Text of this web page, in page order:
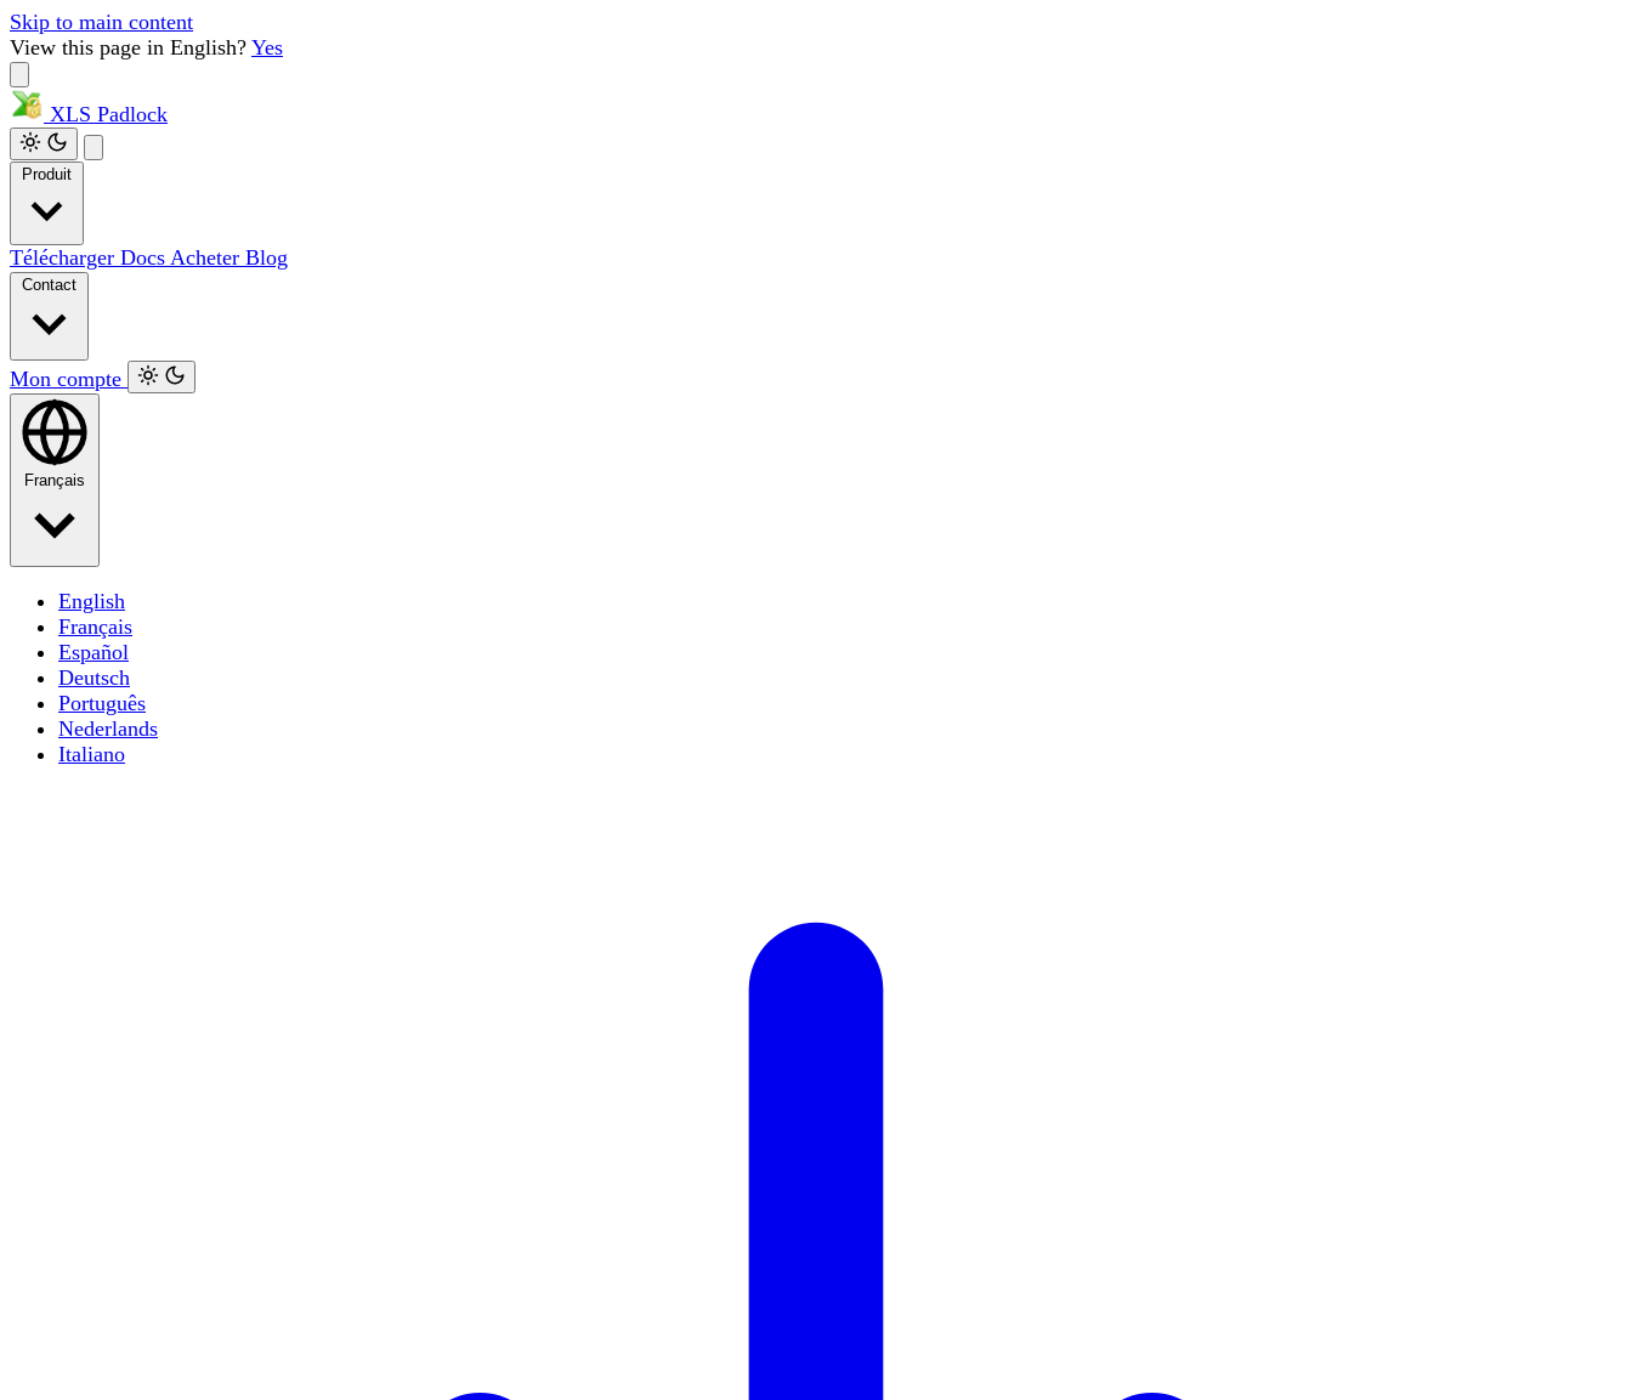
Skip to main content
View this page in English? Yes
XLS Padlock
Télécharger Docs Acheter Blog
Mon compte
Français
English
Français
Español
Deutsch
Português
Nederlands
Italiano